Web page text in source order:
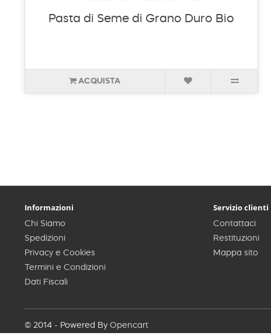
Pasta di Seme di Grano Duro Bio
ACQUISTA
Informazioni
Chi Siamo
Spedizioni
Privacy e Cookies
Termini e Condizioni
Dati Fiscali
Servizio clienti
Contattaci
Restituzioni
Mappa sito
© 2014 - Powered By Opencart